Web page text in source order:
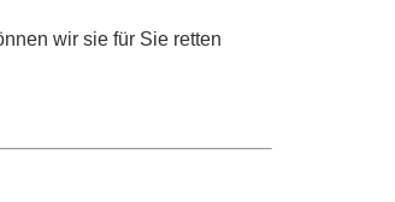
wir sie für Sie retten